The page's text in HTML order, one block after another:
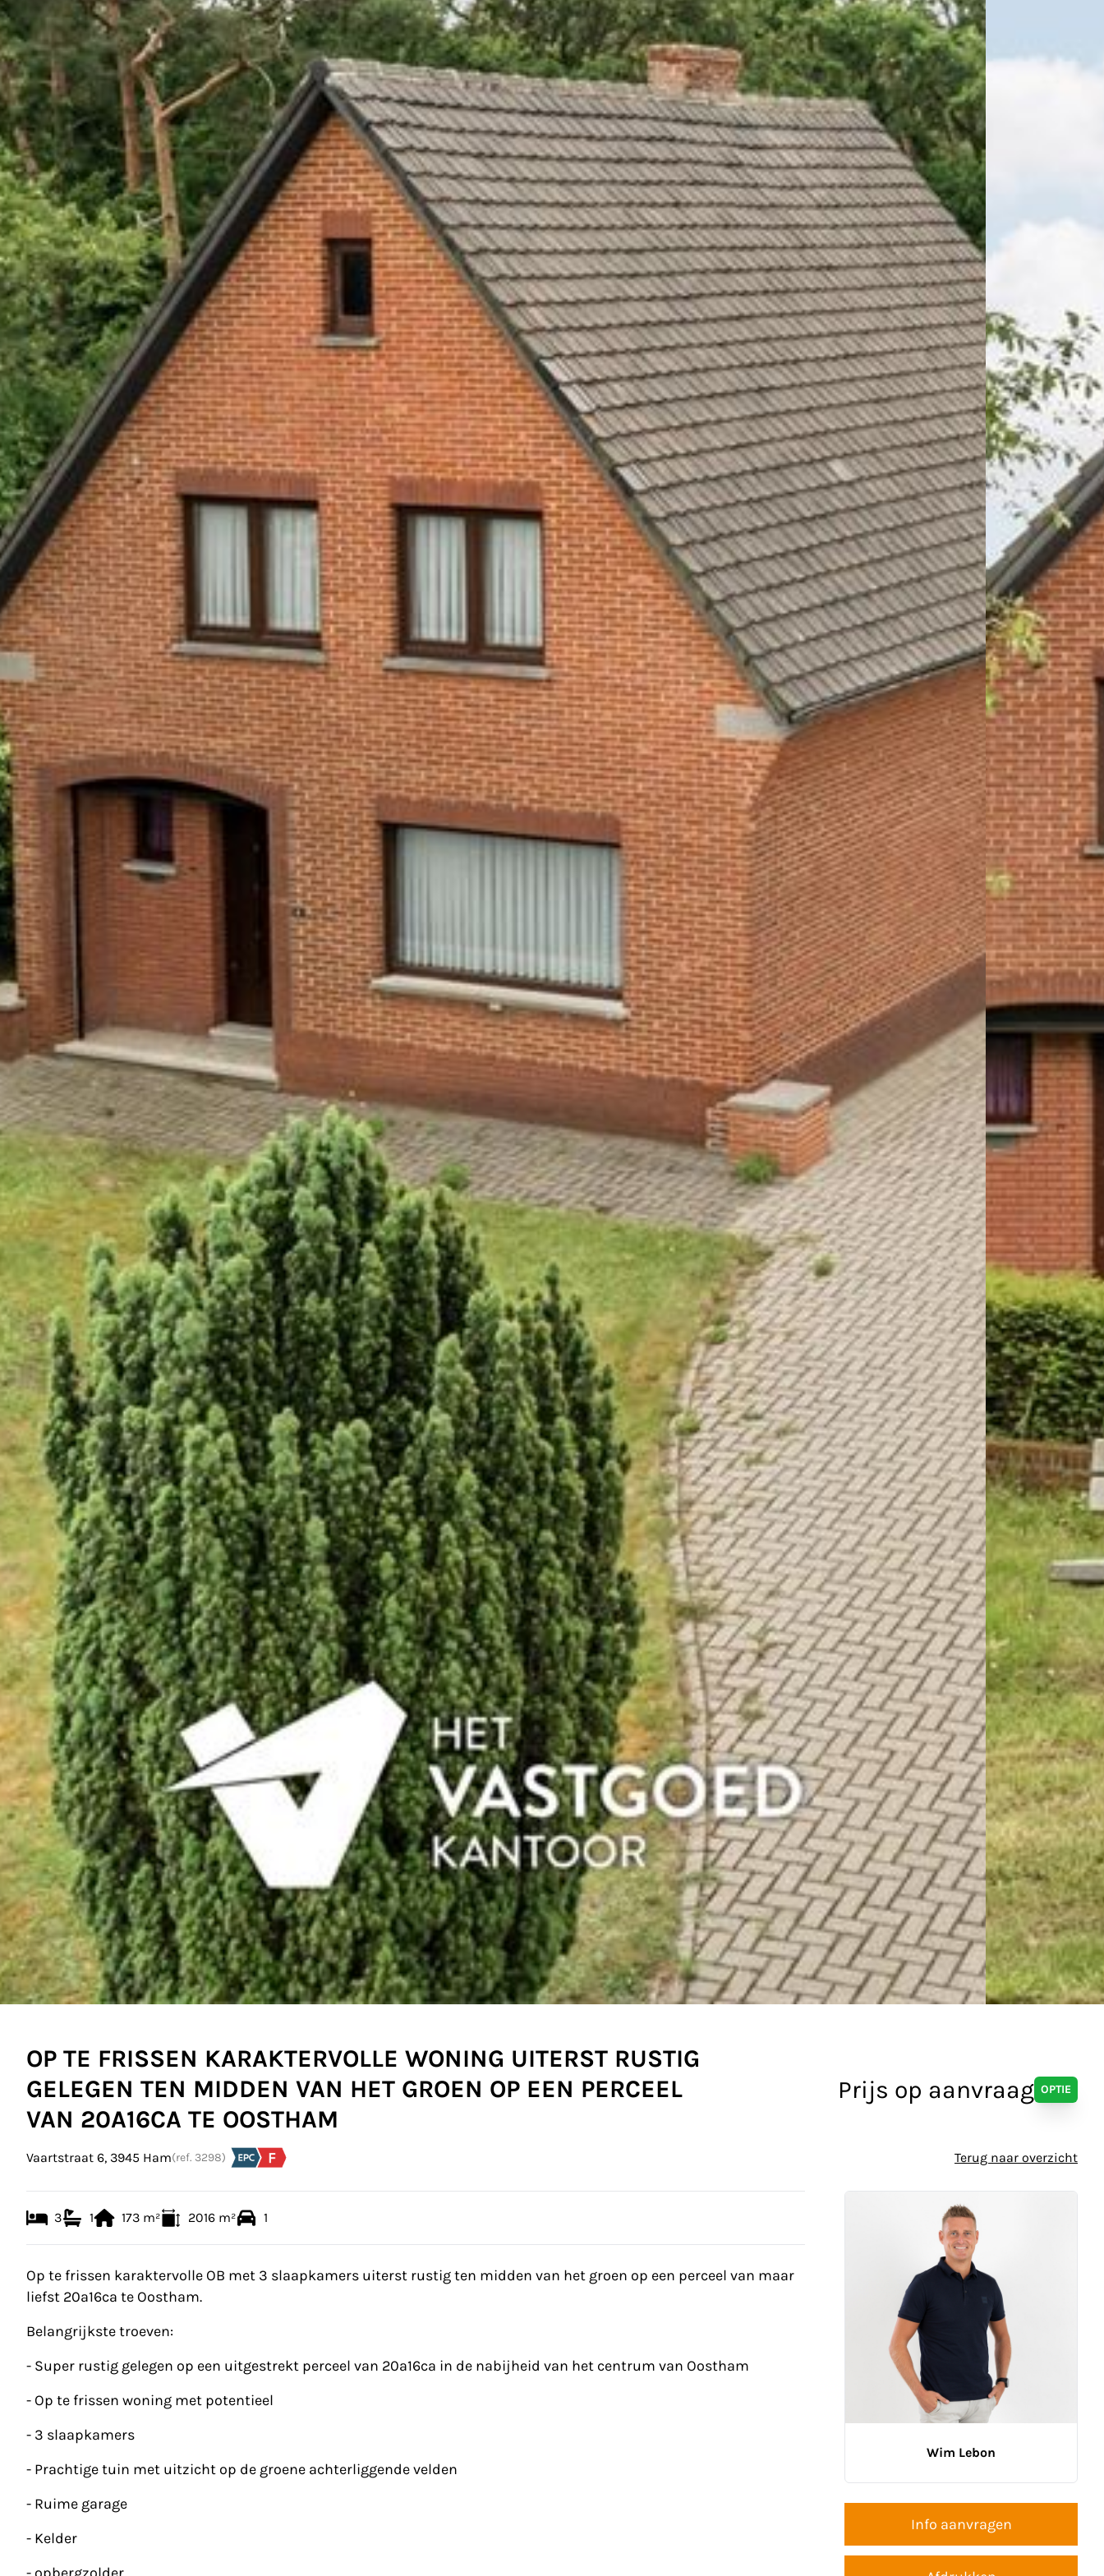
OP TE FRISSEN KARAKTERVOLLE WONING UITERST RUSTIG
GELEGEN TEN MIDDEN VAN HET GROEN OP EEN PERCEEL
VAN 20A16CA TE OOSTHAM
Prijs op aanvraag OPTIE
Vaartstraat 6, 3945 Ham(ref. 3298) Terug naar overzicht
3 1 173 m² 2016 m² 1
Op te frissen karaktervolle OB met 3 slaapkamers uiterst rustig ten midden van het groen op een perceel van maar
liefst 20a16ca te Oostham.
Belangrijkste troeven:
- Super rustig gelegen op een uitgestrekt perceel van 20a16ca in de nabijheid van het centrum van Oostham
- Op te frissen woning met potentieel
- 3 slaapkamers
- Prachtige tuin met uitzicht op de groene achterliggende velden
- Ruime garage
- Kelder
- opbergzolder
Wim Lebon
Info aanvragen